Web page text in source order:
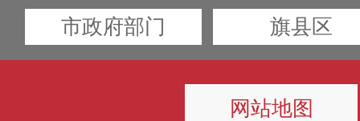
市政府部门 旗县区
网站地图